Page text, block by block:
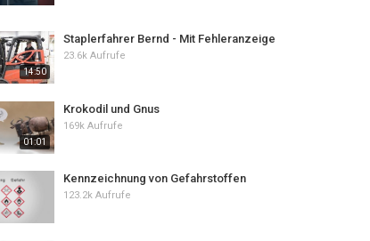
14:50
Staplerfahrer Bernd - Mit Fehleranzeige
23.6k Aufrufe
01:01
Krokodil und Gnus
169k Aufrufe
Kennzeichnung von Gefahrstoffen
123.2k Aufrufe